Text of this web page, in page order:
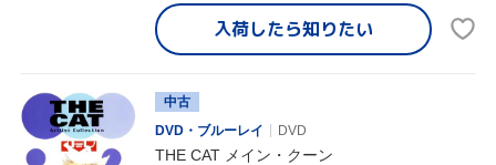
入荷したら知りたい
中古
DVD・ブルーレイ
DVD
THE CAT メイン・クーン